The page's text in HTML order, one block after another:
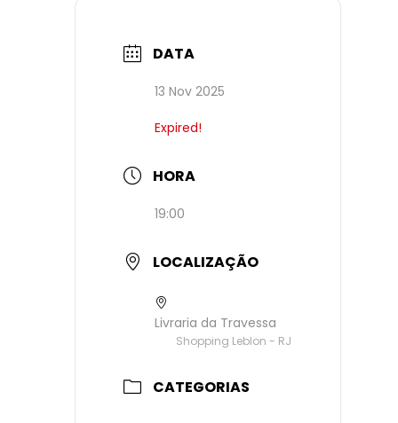
DATA
13 Nov 2025
Expired!
HORA
19:00
LOCALIZAÇÃO
Livraria da Travessa
Shopping Leblon - RJ
CATEGORIAS